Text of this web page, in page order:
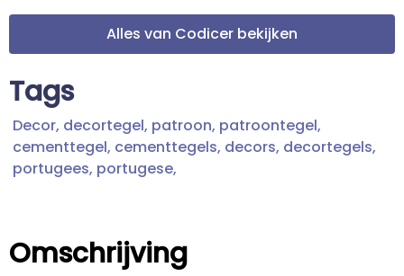
Alles van Codicer bekijken
Tags
Decor, decortegel, patroon, patroontegel,
cementtegel, cementtegels, decors, decortegels,
portugees, portugese,
Omschrijving